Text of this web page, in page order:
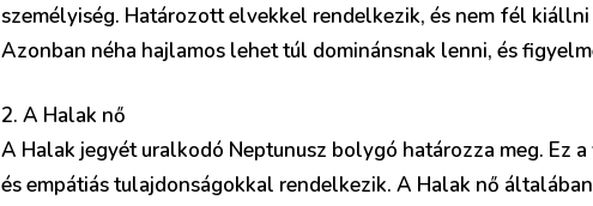
személyiség. Határozott elvekkel rendelkezik, és nem fél
Azonban néha hajlamos lehet túl dominánsnak lenni, és
2. A Halak nő
A Halak jegyét uralkodó Neptunusz bolygó határozza meg. Ez
és empátiás tulajdonságokkal rendelkezik. A Halak nő